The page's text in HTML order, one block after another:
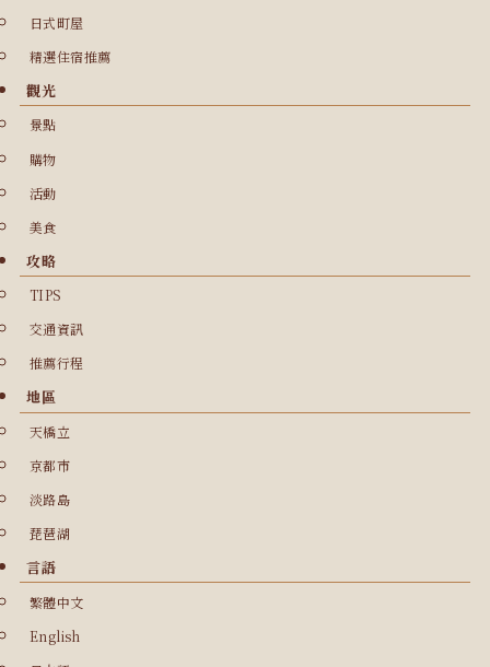
日式町屋
精選住宿推薦
觀光
景點
購物
活動
美食
攻略
TIPS
交通資訊
推薦行程
地區
天橋立
京都市
淡路島
琵琶湖
言語
繁體中文
English